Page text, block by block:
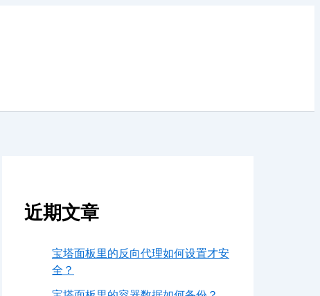
近期文章
宝塔面板里的反向代理如何设置才安
全？